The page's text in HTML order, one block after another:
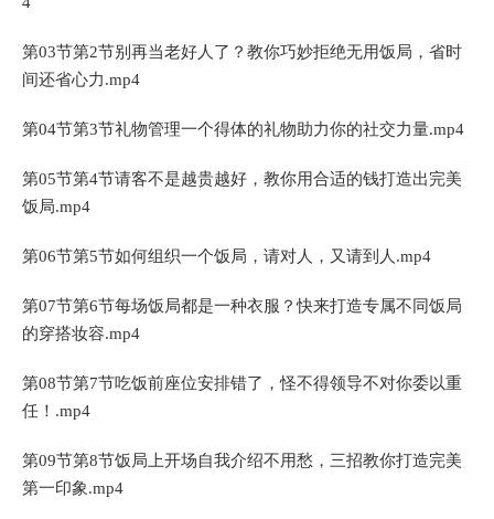
第03节第2节别再当老好人了？教你巧妙拒绝无用饭局，省时
间还省心力.mp4
第04节第3节礼物管理一个得体的礼物助力你的社交力量.mp4
第05节第4节请客不是越贵越好，教你用合适的钱打造出完美
饭局.mp4
第06节第5节如何组织一个饭局，请对人，又请到人.mp4
第07节第6节每场饭局都是一种衣服？快来打造专属不同饭局
的穿搭妆容.mp4
第08节第7节吃饭前座位安排错了，怪不得领导不对你委以重
任！.mp4
第09节第8节饭局上开场自我介绍不用愁，三招教你打造完美
第一印象.mp4